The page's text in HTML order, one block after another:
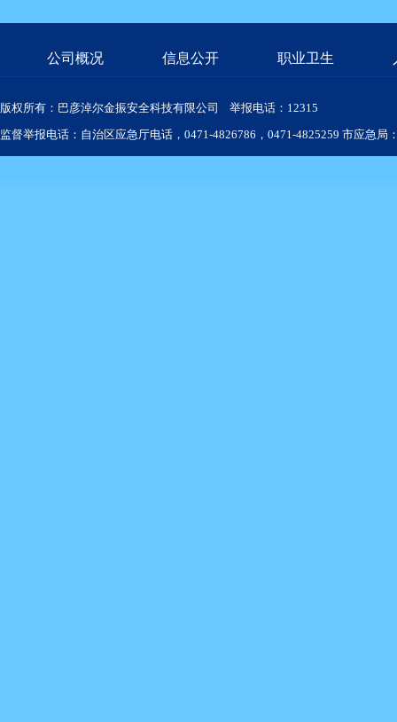
公司概况 信息公开 职业卫生
版权所有：巴彦淖尔金振安全科技有限公司 举报电话：12315
监督举报电话：自治区应急厅电话，0471-4826786，0471-4825259 市应急局